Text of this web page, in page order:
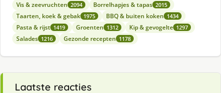
Vis & zeevruchten 2094 Borrelhapjes & tapas 2015
Taarten, koek & gebak 1975 BBQ & buiten koken 1434
Pasta & rijst 1419 Groenten 1312 Kip & gevogelte 1297
Salades 1216 Gezonde recepten 1178
Laatste reacties